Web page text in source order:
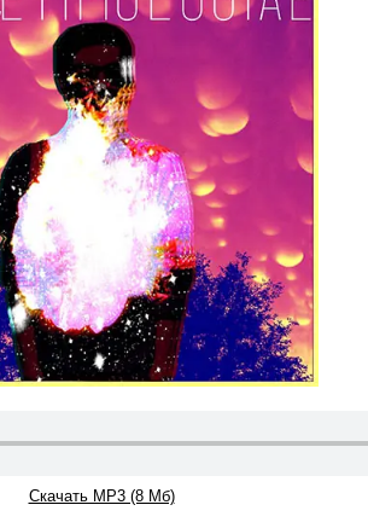
Скачать MP3 (8 Мб)